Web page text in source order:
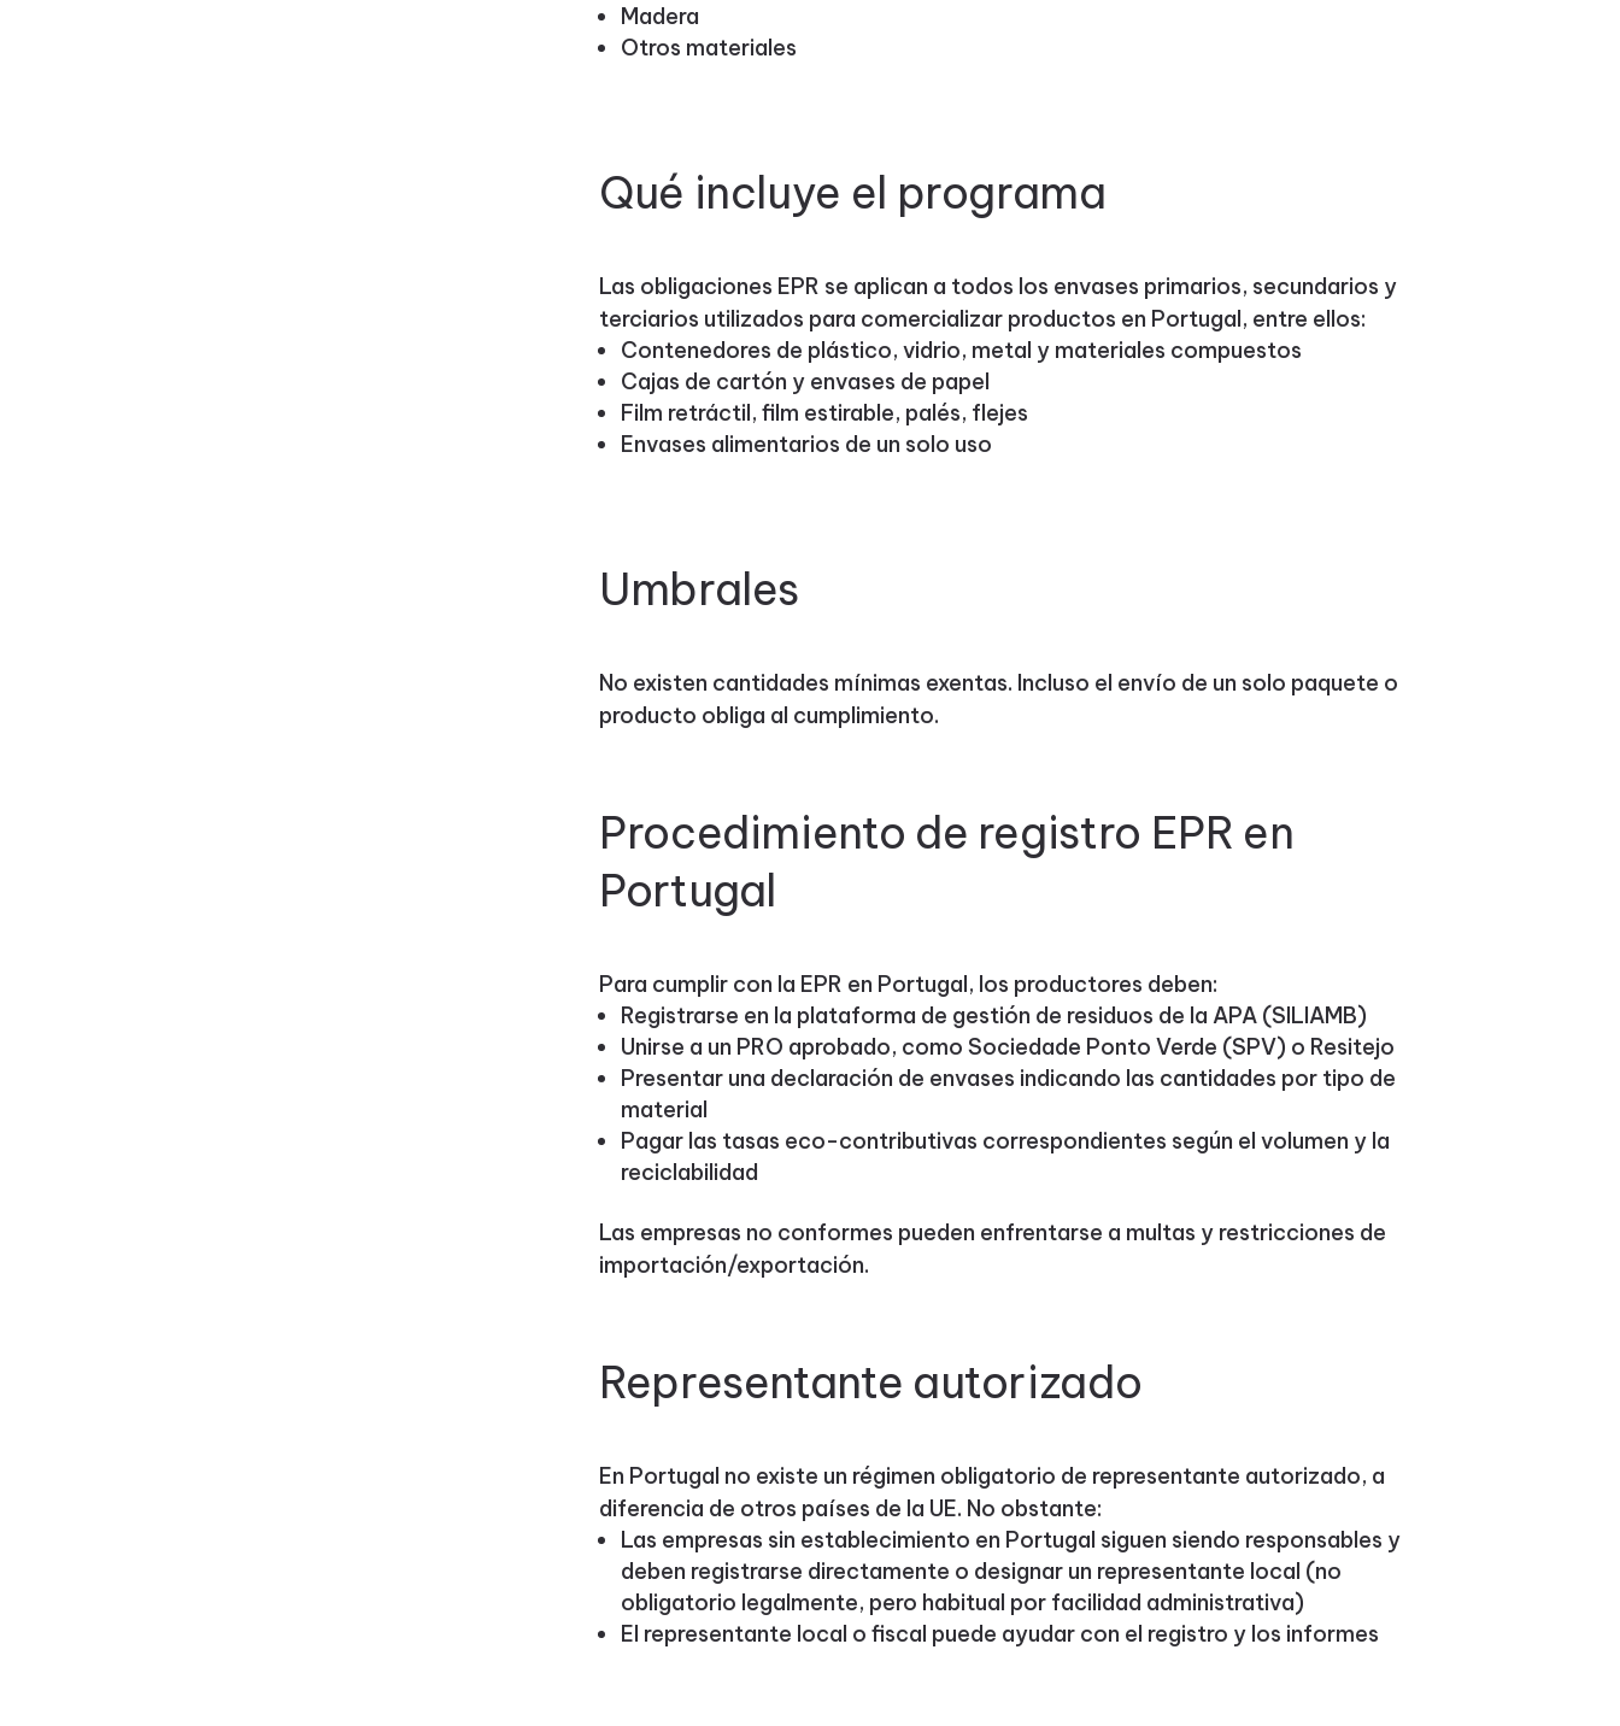
Madera
Otros materiales
Qué incluye el programa
Las obligaciones EPR se aplican a todos los envases primarios, secundarios y
terciarios utilizados para comercializar productos en Portugal, entre ellos:
Contenedores de plástico, vidrio, metal y materiales compuestos
Cajas de cartón y envases de papel
Film retráctil, film estirable, palés, flejes
Envases alimentarios de un solo uso
Umbrales
No existen cantidades mínimas exentas. Incluso el envío de un solo paquete o
producto obliga al cumplimiento.
Procedimiento de registro EPR en
Portugal
Para cumplir con la EPR en Portugal, los productores deben:
Registrarse en la plataforma de gestión de residuos de la APA (SILIAMB)
Unirse a un PRO aprobado, como Sociedade Ponto Verde (SPV) o Resitejo
Presentar una declaración de envases indicando las cantidades por tipo de
material
Pagar las tasas eco-contributivas correspondientes según el volumen y la
reciclabilidad
Las empresas no conformes pueden enfrentarse a multas y restricciones de
importación/exportación.
Representante autorizado
En Portugal no existe un régimen obligatorio de representante autorizado, a
diferencia de otros países de la UE. No obstante:
Las empresas sin establecimiento en Portugal siguen siendo responsables y
deben registrarse directamente o designar un representante local (no
obligatorio legalmente, pero habitual por facilidad administrativa)
El representante local o fiscal puede ayudar con el registro y los informes